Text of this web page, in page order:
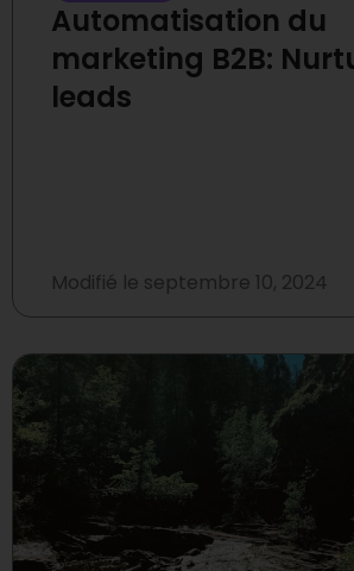
Automatisation du
marketing B2B:
leads
Modifié le septembre 10, 2024